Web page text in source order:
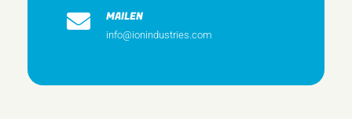
Oppervlaktebescherming
Uitvoering oppervlakte
MAILEN
info@ionindustries.com